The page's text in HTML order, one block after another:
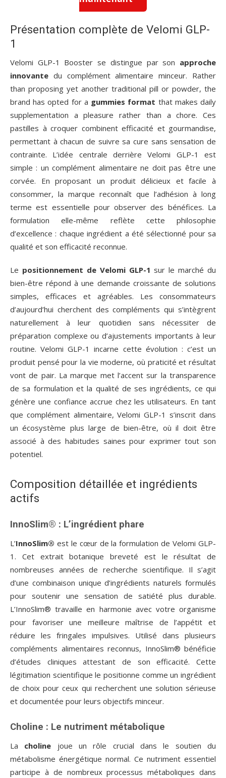
Présentation complète de Velomi GLP-
1
Velomi GLP-1 Booster se distingue par son approche
innovante du complément alimentaire minceur. Rather
than proposing yet another traditional pill or powder, the
brand has opted for a gummies format that makes daily
supplementation a pleasure rather than a chore. Ces
pastilles à croquer combinent efficacité et gourmandise,
permettant à chacun de suivre sa cure sans sensation de
contrainte. L’idée centrale derrière Velomi GLP-1 est
simple : un complément alimentaire ne doit pas être une
corvée. En proposant un produit délicieux et facile à
consommer, la marque reconnaît que l’adhésion à long
terme est essentielle pour observer des bénéfices. La
formulation elle-même reflète cette philosophie
d’excellence : chaque ingrédient a été sélectionné pour sa
qualité et son efficacité reconnue.
Le positionnement de Velomi GLP-1 sur le marché du
bien-être répond à une demande croissante de solutions
simples, efficaces et agréables. Les consommateurs
d’aujourd’hui cherchent des compléments qui s’intègrent
naturellement à leur quotidien sans nécessiter de
préparation complexe ou d’ajustements importants à leur
routine. Velomi GLP-1 incarne cette évolution : c’est un
produit pensé pour la vie moderne, où praticité et résultat
vont de pair. La marque met l’accent sur la transparence
de sa formulation et la qualité de ses ingrédients, ce qui
génère une confiance accrue chez les utilisateurs. En tant
que complément alimentaire, Velomi GLP-1 s’inscrit dans
un écosystème plus large de bien-être, où il doit être
associé à des habitudes saines pour exprimer tout son
potentiel.
Composition détaillée et ingrédients
actifs
InnoSlim® : L’ingrédient phare
L’InnoSlim® est le cœur de la formulation de Velomi GLP-
1. Cet extrait botanique breveté est le résultat de
nombreuses années de recherche scientifique. Il s’agit
d’une combinaison unique d’ingrédients naturels formulés
pour soutenir une sensation de satiété plus durable.
L’InnoSlim® travaille en harmonie avec votre organisme
pour favoriser une meilleure maîtrise de l’appétit et
réduire les fringales impulsives. Utilisé dans plusieurs
compléments alimentaires reconnus, InnoSlim® bénéficie
d’études cliniques attestant de son efficacité. Cette
légitimation scientifique le positionne comme un ingrédient
de choix pour ceux qui recherchent une solution sérieuse
et documentée pour leurs objectifs minceur.
Choline : Le nutriment métabolique
La choline joue un rôle crucial dans le soutien du
métabolisme énergétique normal. Ce nutriment essentiel
participe à de nombreux processus métaboliques dans